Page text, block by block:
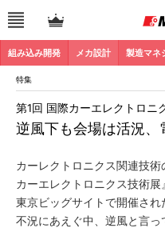
組み込み開発 メカ設計 製造マネ
特集
逆風下も会場は活況
第1回 国際カーエレクトロニ
カーレクトロニクス関連技
カーエレクトロニクス技術
東京ビッグサイトで開催さ
不況にあえぐ中、逆風と言